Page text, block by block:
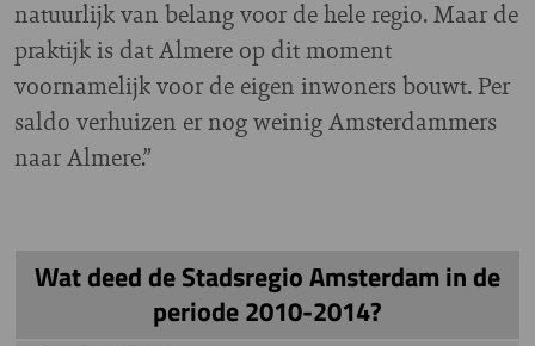
natuurlijk van belang voor de hele regio. Maar de
praktijk is dat Almere op dit moment
voornamelijk voor de eigen inwoners bouwt. Per
saldo verhuizen er nog weinig Amsterdammers
naar Almere.”
Wat deed de Stadsregio Amsterdam in de
periode 2010-2014?